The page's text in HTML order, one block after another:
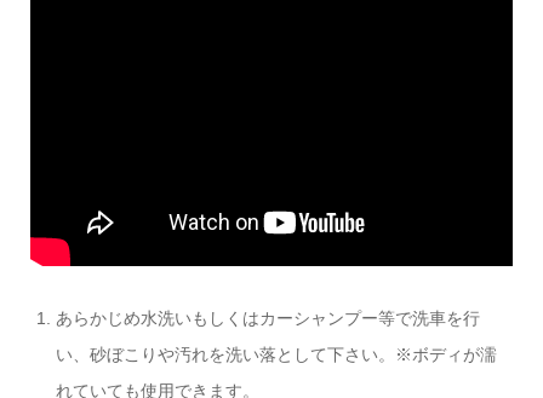
あらかじめ水洗いもしくはカーシャンプー等で洗車を行
い、砂ぼこりや汚れを洗い落として下さい。※ボディが濡
れていても使用できます。